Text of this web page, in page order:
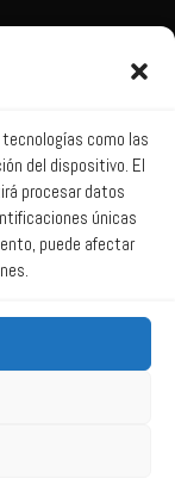
como las
del dispositivo. El
procesar datos
únicas
puede afectar